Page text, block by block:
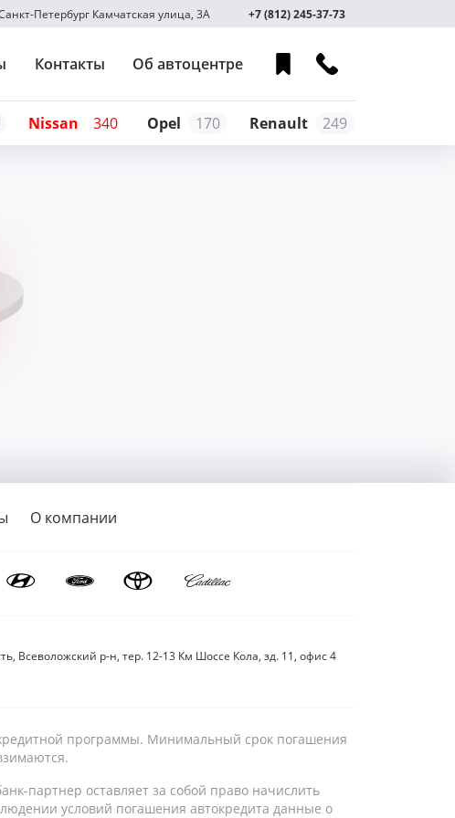
Петербург Камчатская улица, 3А +7 (812) 245-37-73
Контакты Об автоцентре
Nissan 340 Opel 170 Renault 249
О компании
Всеволожский р-н, тер. 12-13 Км Шоссе Кола, зд. 11, офис 4
кредитной программы. Минимальный срок погашения
партнер оставляет за собой право начислить
условий погашения автокредита данные о